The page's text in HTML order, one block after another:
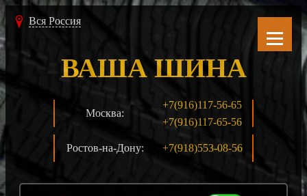
Вся Россия
Москва:
+7(916)117-56-65
+7(916)117-65-56
Ростов-на-Дону: +7(918)553-08-56
ВАША ШИНА